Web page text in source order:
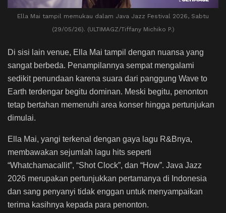
Ella Mai tampil memukau dalam Java Jazz Festival 2026, Sabtu
(29/05/26). (ULTIMAGZ/Tiffany Michiko P.)
Di sisi lain venue, Ella Mai tampil dengan nuansa yang
sangat berbeda. Penampilannya sempat mengalami
sedikit penundaan karena suara dari panggung Wave to
Earth terdengar begitu dominan. Meski begitu, penonton
tetap bertahan memenuhi area konser hingga pertunjukan
dimulai.
Ella Mai, yangi terkenal dengan gaya lagu R&Bnya,
membawakan sejumlah lagu hits seperti
“Whatchamacallit”, “Shot Clock”, dan “How”. Java Jazz
2026 merupakan pertunjukkan pertamanya di Indonesia
dan sang penyanyi tidak enggan untuk menyampaikan
terima kasihnya kepada para penonton.